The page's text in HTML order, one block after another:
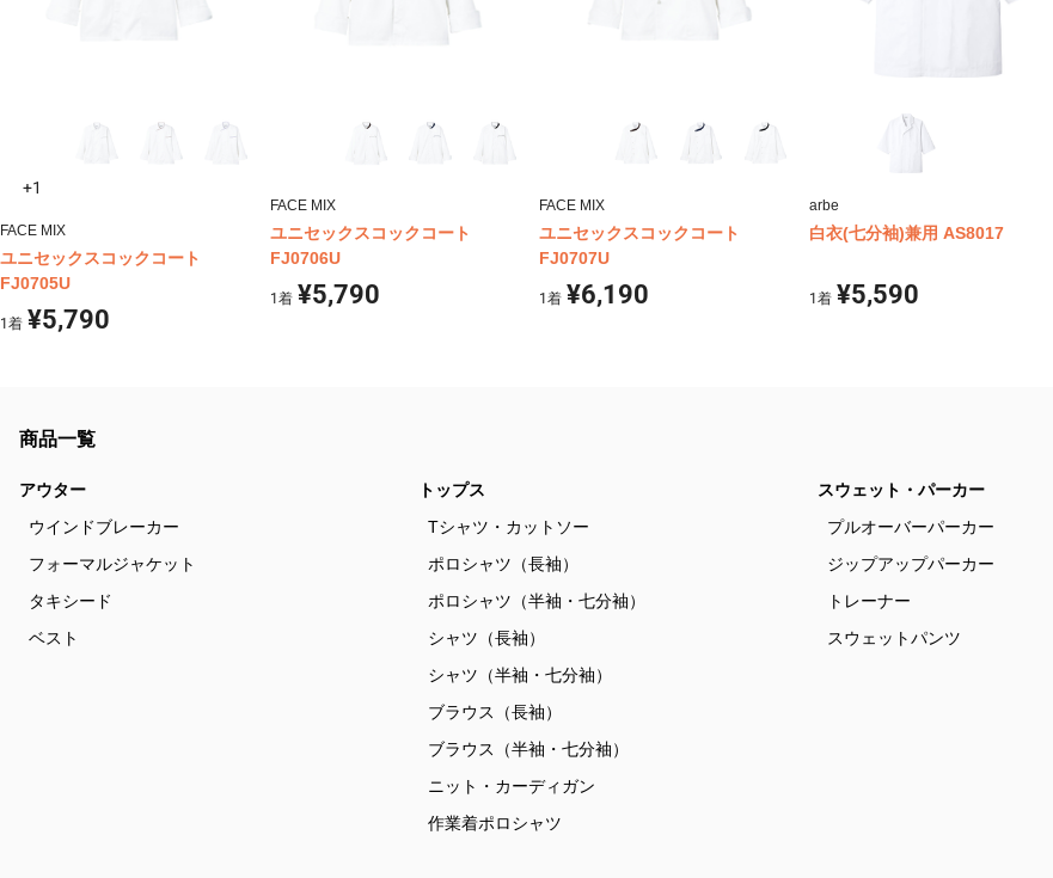
+1
FACE MIX
ユニセックスコックコート
FJ0705U
1 着 ¥5,790
FACE MIX
ユニセックスコックコート
FJ0706U
1 着 ¥5,790
FACE MIX
ユニセックスコックコート
FJ0707U
1着 ¥6,190
arbe
白衣(七分袖)兼用 AS8017
1 着 ¥5,590
商品一覧
アウター
ウインドブレーカー
フォーマルジャケット
タキシード
ベスト
トップス
Tシャツ・カットソー
ポロシャツ（長袖）
ポロシャツ（半袖・七分袖）
シャツ（長袖）
シャツ（半袖・七分袖）
ブラウス（長袖）
ブラウス（半袖・七分袖）
ニット・カーディガン
作業着ポロシャツ
スウェット・パーカー
プルオーバーパーカー
ジップアップパーカー
トレーナー
スウェットパンツ